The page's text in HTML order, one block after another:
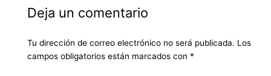
Deja un comentario
Tu dirección de correo electrónico no será publicada. Los
campos obligatorios están marcados con *